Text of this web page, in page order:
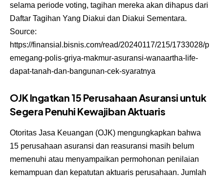
selama periode voting, tagihan mereka akan dihapus dari
Daftar Tagihan Yang Diakui dan Diakui Sementara.
Source:
https://finansial.bisnis.com/read/20240117/215/1733028/p
emegang-polis-griya-makmur-asuransi-wanaartha-life-
dapat-tanah-dan-bangunan-cek-syaratnya
OJK Ingatkan 15 Perusahaan Asuransi untuk
Segera Penuhi Kewajiban Aktuaris
Otoritas Jasa Keuangan (OJK) mengungkapkan bahwa
15 perusahaan asuransi dan reasuransi masih belum
memenuhi atau menyampaikan permohonan penilaian
kemampuan dan kepatutan aktuaris perusahaan. Jumlah